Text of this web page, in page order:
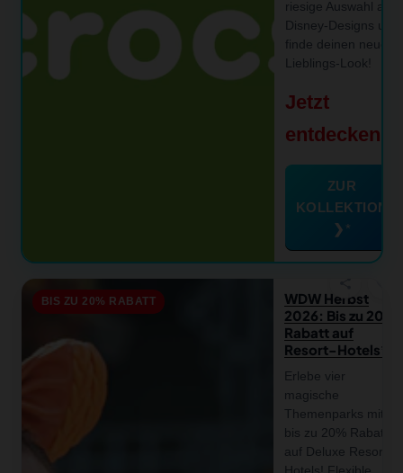
riesige Auswahl an
Disney-Designs und
finde deinen neuen
Lieblings-Look!
Jetzt
entdecken
ZUR
KOLLEKTION
❯
BIS ZU 20% RABATT
WDW Herbst
2026: Bis zu 20%
Rabatt auf
Resort-Hotels
Erlebe vier
magische
Themenparks mit
bis zu 20% Rabatt
auf Deluxe Resort
close